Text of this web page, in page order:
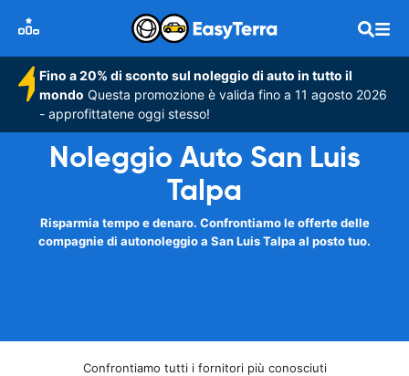
Fino a 20% di sconto sul noleggio di auto in tutto il
mondo Questa promozione è valida fino a 11 agosto 2026
- approfittatene oggi stesso!
Noleggio Auto San Luis
Talpa
Risparmia tempo e denaro. Confrontiamo le offerte delle
compagnie di autonoleggio a San Luis Talpa al posto tuo.
Confrontiamo tutti i fornitori più conosciuti